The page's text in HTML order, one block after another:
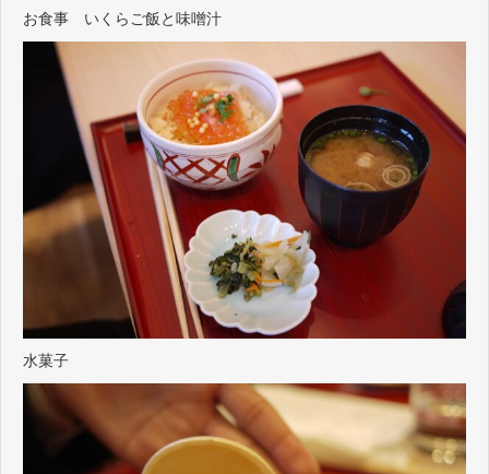
お食事 いくらご飯と味噌汁
水菓子